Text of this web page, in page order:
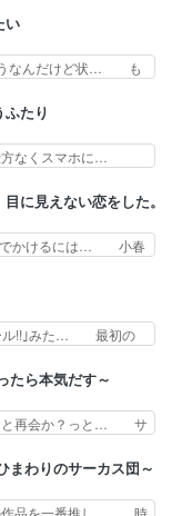
… ウサギ好きそうな
ついに始まった狩猟
…美緒ママ… テー
感想は、美… 大会を
百合の本… 東京で開
ること… Japanに向
支度全部やってく
話をｄアニメストア
い
うなんだけど状… も
分達が代わ… ご視聴
たびに切… 誰かと思
と相方… 第５話感
…､戦… つらい回
関係… 確かに相手に
、… 白シャツが作業
…
たり
方なくスマホに…
ソードの打率… 田山
く…こんな… 佐々木
最近まじ… 佐々木が
って、… もうドラマ
さ… 先行で見た時よ
… ABEMA版の7〜8
に見えない恋をした。
でかけるには… 小春
ぁ。かける… 完全な
とE… 余計な物
ちゃん… 光も感じな
かし… 母役に能登さ
… 股に海豚を挟み水
OPEDとも無人バー
ル!!｣みた… 最初の
。ツン… 一等級ポテ
くて… そういや、ア
、… とうとうアリア
… 毎度ながらのスピ
末試験が始まろうと
鑑定胸像タリスマン
たら本気だす～
と再会か？っと… サ
ているサラ… サラと
女」とし… ルーシー
カで微… サラとは会
まわりのサーカス団～
作品を一番推し… 時